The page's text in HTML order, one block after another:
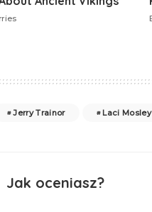
Jerry Trainor Laci Mosley
Jak oceniasz?